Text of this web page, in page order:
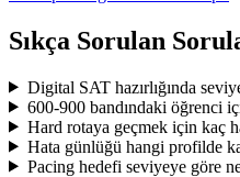
Sıkça Sorulan
Digital SAT hazırlığında
600-900 bandındaki öğrenci
Hard rotaya geçmek için kaç
Hata günlüğü hangi profilde
Pacing hedefi seviyeye göre